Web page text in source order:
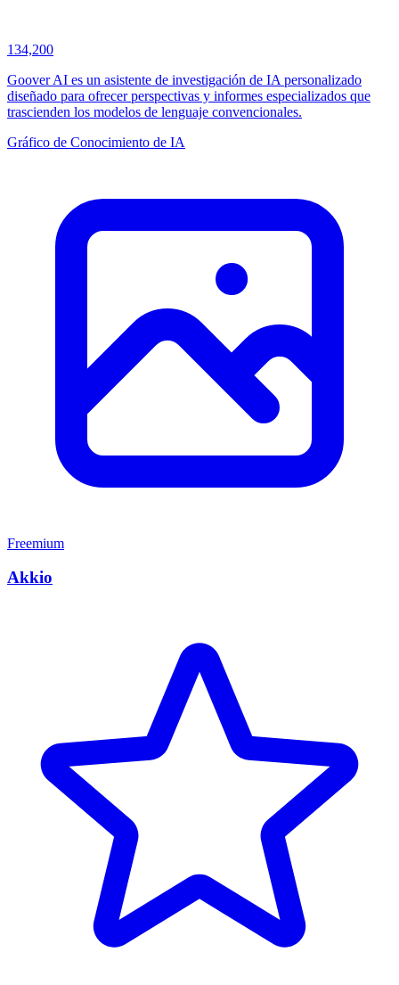
134,200
Goover AI es un asistente de investigación de IA personalizado
diseñado para ofrecer perspectivas y informes especializados que
trascienden los modelos de lenguaje convencionales.
Gráfico de Conocimiento de IA
Freemium
Akkio